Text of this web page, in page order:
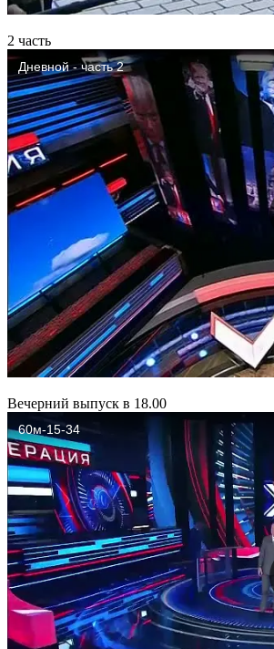
2 часть
Вечерний выпуск в 18.00